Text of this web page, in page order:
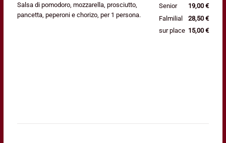
Salsa di pomodoro, mozzarella, prosciutto,
pancetta, peperoni e chorizo, per 1 persona.
Senior
19,00 €
Falmilial
28,50 €
sur place 15,00 €